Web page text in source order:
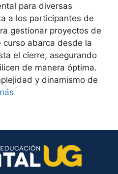
para diversas
a los participantes de
gestionar proyectos de
curso abarca desde la
el cierre, asegurando
de manera óptima.
y dinamismo de